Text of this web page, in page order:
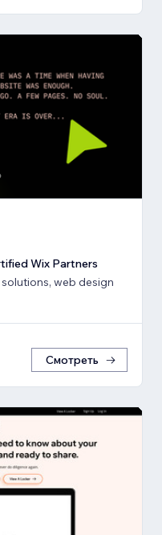
Wix Partners
web design
Смотреть